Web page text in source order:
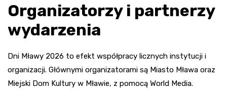
Organizatorzy i partnerzy
wydarzenia
Dni Mławy 2026 to efekt współpracy licznych instytucji i
organizacji. Głównymi organizatorami są Miasto Mława oraz
Miejski Dom Kultury w Mławie, z pomocą World Media.